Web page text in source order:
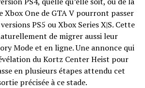
Xbox One de GTA V pourront passer
PS5 ou Xbox Series X|S. Cette
de migrer aussi leur
Mode et en ligne. Une annonce qui
du Kortz Center Heist pour
en plusieurs étapes attendu cet
précisée à ce stade.